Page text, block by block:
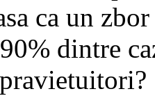
ca un
dintre